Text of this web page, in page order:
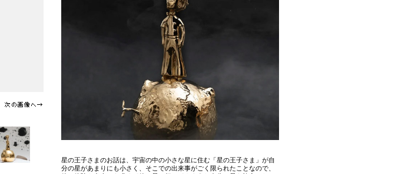
星の王子さまのお話は、宇宙の中の小さな星に住む「星の王子さま」が自
分の星があまりにも小さく、そこでの出来事がごく限られたことなので、